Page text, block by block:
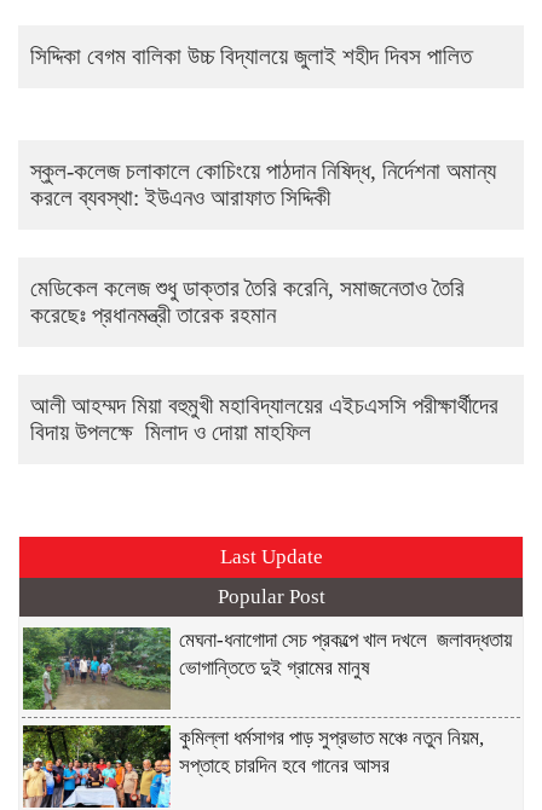
সিদ্দিকা বেগম বালিকা উচ্চ বিদ্যালয়ে জুলাই শহীদ দিবস পালিত
স্কুল-কলেজ চলাকালে কোচিংয়ে পাঠদান নিষিদ্ধ, নির্দেশনা অমান্য
করলে ব্যবস্থা: ইউএনও আরাফাত সিদ্দিকী
মেডিকেল কলেজ শুধু ডাক্তার তৈরি করেনি, সমাজনেতাও তৈরি
করেছেঃ প্রধানমন্ত্রী তারেক রহমান
আলী আহম্মদ মিয়া বহুমুখী মহাবিদ্যালয়ের এইচএসসি পরীক্ষার্থীদের
বিদায় উপলক্ষে মিলাদ ও দোয়া মাহফিল
Last Update
Popular Post
মেঘনা-ধনাগোদা সেচ প্রকল্পে খাল দখলে জলাবদ্ধতায়
ভোগান্তিতে দুই গ্রামের মানুষ
কুমিল্লা ধর্মসাগর পাড় সুপ্রভাত মঞ্চে নতুন নিয়ম,
সপ্তাহে চারদিন হবে গানের আসর